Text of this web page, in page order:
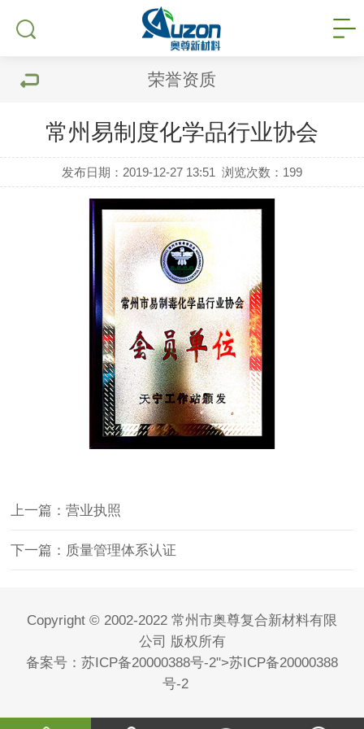
荣誉资质
常州易制度化学品行业协会
发布日期：2019-12-27 13:51 浏览次数： 199
上一篇：营业执照
下一篇：质量管理体系认证
Copyright © 2002-2022 常州市奥尊复合新材料有限
公司 版权所有
备案号： 苏ICP备20000388号-2">苏ICP备20000388
号-2